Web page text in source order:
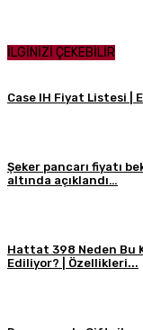
İLGİNİZİ ÇEKEBİLİR
Case IH Fiyat Listesi |
Şeker pancarı fiyatı
altında açıklandı…
Hattat 398 Neden Bu
Ediliyor? | Özellikleri...